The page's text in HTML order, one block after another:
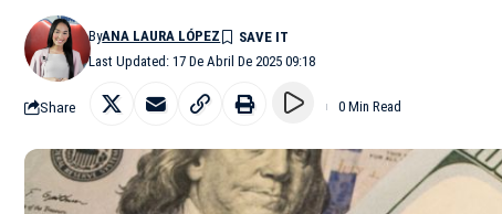
Last Updated: 17 De Abril De 2025 09:18
ByANA LAURA LÓPEZ
Share 0 Min Read